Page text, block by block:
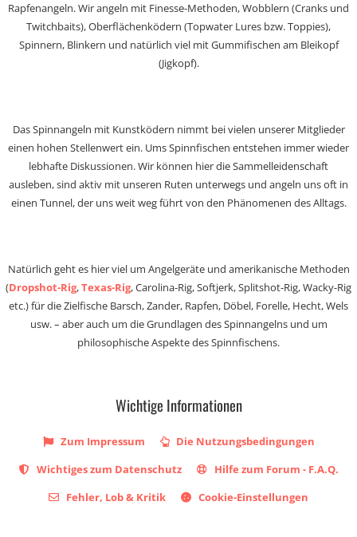
Rapfenangeln. Wir angeln mit Finesse-Methoden, Wobblern (Cranks und
Twitchbaits), Oberflächenködern (Topwater Lures bzw. Toppies),
Spinnern, Blinkern und natürlich viel mit Gummifischen am Bleikopf
(Jigkopf).
Das Spinnangeln mit Kunstködern nimmt bei vielen unserer Mitglieder
einen hohen Stellenwert ein. Ums Spinnfischen entstehen immer wieder
lebhafte Diskussionen. Wir können hier die Sammelleidenschaft
ausleben, sind aktiv mit unseren Ruten unterwegs und angeln uns oft in
einen Tunnel, der uns weit weg führt von den Phänomenen des Alltags.
Natürlich geht es hier viel um Angelgeräte und amerikanische Methoden
(Dropshot-Rig,Texas-Rig, Carolina-Rig, Softjerk, Splitshot-Rig, Wacky-Rig
etc.) für die Zielfische Barsch, Zander, Rapfen, Döbel, Forelle, Hecht, Wels
usw. – aber auch um die Grundlagen des Spinnangelns und um
philosophische Aspekte des Spinnfischens.
Wichtige Informationen
Zum Impressum
Die Nutzungsbedingungen
Wichtiges zum Datenschutz
Hilfe zum Forum - F.A.Q.
Fehler, Lob & Kritik
Cookie-Einstellungen